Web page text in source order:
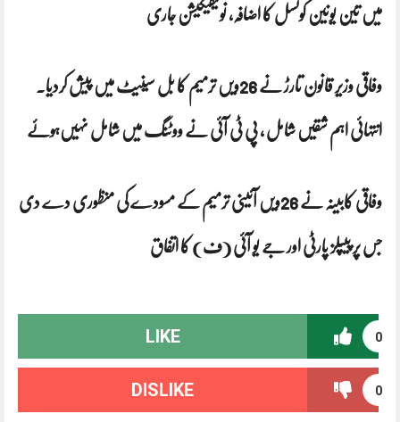
میں تین یونین کونسل کا اضافہ، نوٹیفیکیشن جاری
وفاقی وزیر قانون تارڑ نے 26ویں ترمیم کا بل سینیٹ میں پیش کردیا۔
انتہائی اہم شقیں شامل ، پی ٹی آئی نے ووٹنگ میں‌ شامل نہیں‌ہوئے
وفاقی کابینہ نے 26ویں آئینی ترمیم کے مسودے کی منظوری دے دی
جس پر پیپلز پارٹی اور جے یو آئی (ف) کا اتفاق
0
LIKE
0
DISLIKE